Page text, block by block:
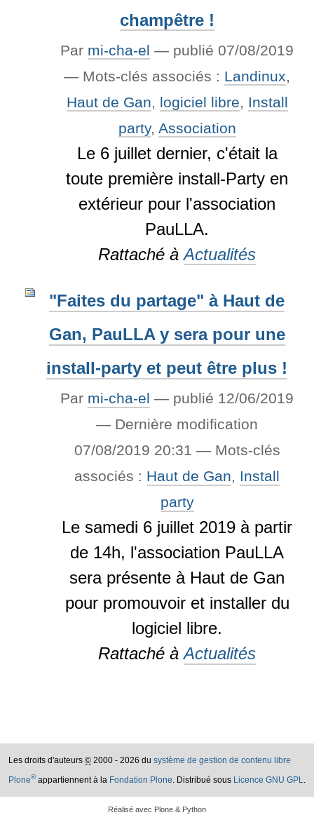
champêtre !
Par mi-cha-el — publié 07/08/2019
— Mots-clés associés : Landinux,
Haut de Gan, logiciel libre, Install
party, Association
Le 6 juillet dernier, c'était la
toute première install-Party en
extérieur pour l'association
PauLLA.
Rattaché à Actualités
"Faites du partage" à Haut de
Gan, PauLLA y sera pour une
install-party et peut être plus !
Par mi-cha-el — publié 12/06/2019
— Dernière modification
07/08/2019 20:31 — Mots-clés
associés : Haut de Gan, Install
party
Le samedi 6 juillet 2019 à partir
de 14h, l'association PauLLA
sera présente à Haut de Gan
pour promouvoir et installer du
logiciel libre.
Rattaché à Actualités
Les droits d'auteurs © 2000 - 2026 du système de gestion de contenu libre
Plone®appartiennent à la Fondation Plone. Distribué sous Licence GNU GPL.
Réalisé avec Plone & Python